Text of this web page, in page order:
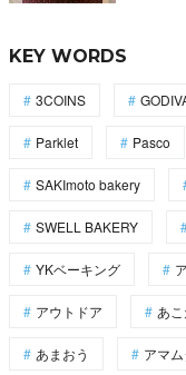
KEY WORDS
3COINS
Parklet Pasco
SAKImoto bakery
SWELL BAKERY
YKベーキング
アウトドア あ
あまおう アマ